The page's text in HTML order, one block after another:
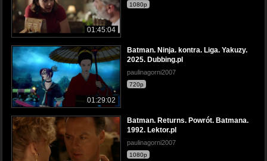
01:45:04
1080p
01:29:02
Batman. Ninja. kontra. Liga. Yakuzy.
2025. Dubbing.pl
paulinagorni2007
720p
Batman. Returns. Powrót. Batmana.
1992. Lektor.pl
paulinagorni2007
1080p